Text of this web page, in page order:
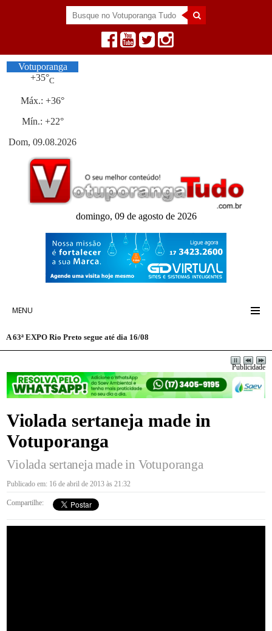
Votuporanga
+35°C
Máx.:+36°
Mín.: +22°
Dom, 09.08.2026
domingo, 09 de agosto de 2026
MENU
A 63ª EXPO Rio Preto segue até dia 16/08
Publicidade
Violada sertaneja made in
Votuporanga
Violada sertaneja made in Votuporanga
Publicado em: 16 de abril de 2013 às 21:32
Compartilhe: